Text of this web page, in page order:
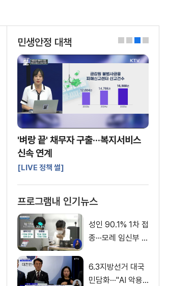
민생안정 대책 0
1
2
3
'벼랑 끝' 채무자 구출···복지서비스
신속 연계
[LIVE 정책 썰]
프로그램내 인기뉴스
성인 90.1% 1차 접
종···모레 임신부 사
6.3지방선거 대국
민담화···"AI 악용